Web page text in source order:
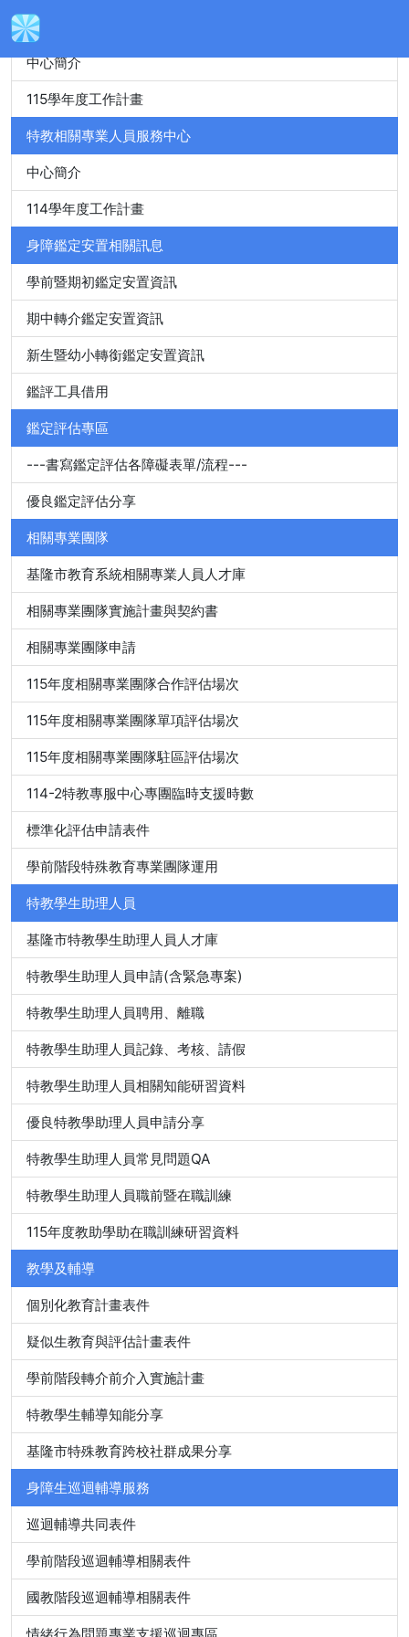
身心障礙特殊教育資源中心
中心簡介
115學年度工作計畫
特教相關專業人員服務中心
中心簡介
114學年度工作計畫
身障鑑定安置相關訊息
學前暨期初鑑定安置資訊
期中轉介鑑定安置資訊
新生暨幼小轉銜鑑定安置資訊
鑑評工具借用
鑑定評估專區
---書寫鑑定評估各障礙表單/流程---
優良鑑定評估分享
相關專業團隊
基隆市教育系統相關專業人員人才庫
相關專業團隊實施計畫與契約書
相關專業團隊申請
115年度相關專業團隊合作評估場次
115年度相關專業團隊單項評估場次
115年度相關專業團隊駐區評估場次
114-2特教專服中心專團臨時支援時數
標準化評估申請表件
學前階段特殊教育專業團隊運用
特教學生助理人員
基隆市特教學生助理人員人才庫
特教學生助理人員申請(含緊急專案)
特教學生助理人員聘用、離職
特教學生助理人員記錄、考核、請假
特教學生助理人員相關知能研習資料
優良特教學助理人員申請分享
特教學生助理人員常見問題QA
特教學生助理人員職前暨在職訓練
115年度教助學助在職訓練研習資料
教學及輔導
個別化教育計畫表件
疑似生教育與評估計畫表件
學前階段轉介前介入實施計畫
特教學生輔導知能分享
基隆市特殊教育跨校社群成果分享
身障生巡迴輔導服務
巡迴輔導共同表件
學前階段巡迴輔導相關表件
國教階段巡迴輔導相關表件